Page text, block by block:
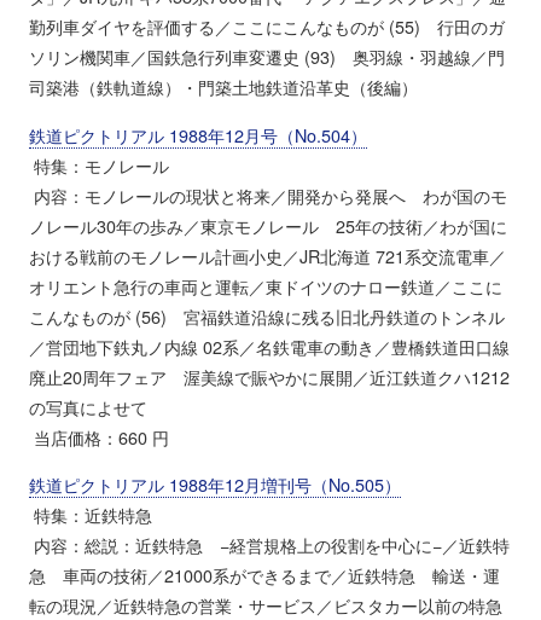
勤列車ダイヤを評価する／ここにこんなものが (55) 行田のガ
ソリン機関車／国鉄急行列車変遷史 (93) 奥羽線・羽越線／門
司築港（鉄軌道線）・門築土地鉄道沿革史（後編）
鉄道ピクトリアル 1988年12月号（No.504）
特集：モノレール
内容：モノレールの現状と将来／開発から発展へ わが国のモ
ノレール30年の歩み／東京モノレール 25年の技術／わが国に
おける戦前のモノレール計画小史／JR北海道 721系交流電車／
オリエント急行の車両と運転／東ドイツのナロー鉄道／ここに
こんなものが (56) 宮福鉄道沿線に残る旧北丹鉄道のトンネル
／営団地下鉄丸ノ内線 02系／名鉄電車の動き／豊橋鉄道田口線
廃止20周年フェア 渥美線で賑やかに展開／近江鉄道クハ1212
の写真によせて
当店価格：660 円
鉄道ピクトリアル 1988年12月増刊号（No.505）
特集：近鉄特急
内容：総説：近鉄特急 −経営規格上の役割を中心に−／近鉄特
急 車両の技術／21000系ができるまで／近鉄特急 輸送・運
転の現況／近鉄特急の営業・サービス／ビスタカー以前の特急